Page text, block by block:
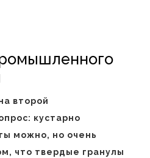
второй
кустарно
можно, но очень
что твердые гранулы